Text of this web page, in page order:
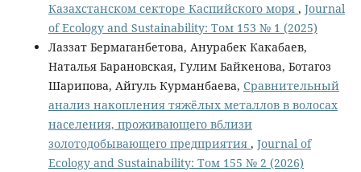
Казахстанском секторе Каспийского моря , Journal
of Ecology and Sustainability: Том 153 № 1 (2025)
Лаззат Бермаганбетова, Анурабек Какабаев,
Наталья Барановская, Гулим Байкенова, Ботагоз
Шарипова, Айгуль Курманбаева, Сравнительный
анализ накопления тяжёлых металлов в волосах
населения, проживающего вблизи
золотодобывающего предприятия , Journal of
Ecology and Sustainability: Том 155 № 2 (2026)